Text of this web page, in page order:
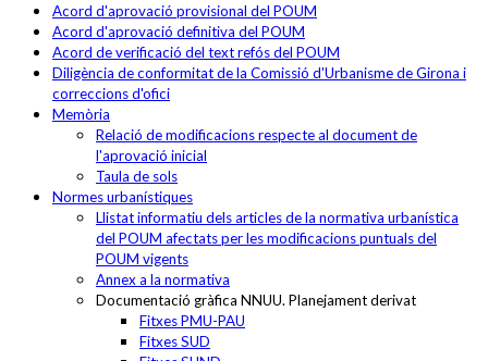
Acord d'aprovació provisional del POUM
Acord d'aprovació definitiva del POUM
Acord de verificació del text refós del POUM
Diligència de conformitat de la Comissió d'Urbanisme de Girona i
correccions d'ofici
Memòria
Relació de modificacions respecte al document de
l'aprovació inicial
Taula de sols
Normes urbanístiques
Llistat informatiu dels articles de la normativa urbanística
del POUM afectats per les modificacions puntuals del
POUM vigents
Annex a la normativa
Documentació gràfica NNUU. Planejament derivat
Fitxes PMU-PAU
Fitxes SUD